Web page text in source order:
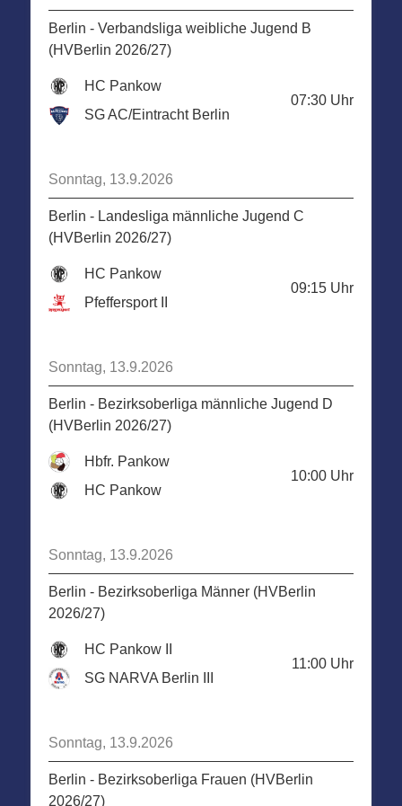
Berlin - Verbandsliga weibliche Jugend B
(HVBerlin 2026/27)
HC Pankow
SG AC/Eintracht Berlin
07:30 Uhr
Sonntag, 13.9.2026
Berlin - Landesliga männliche Jugend C
(HVBerlin 2026/27)
HC Pankow
Pfeffersport II
09:15 Uhr
Sonntag, 13.9.2026
Berlin - Bezirksoberliga männliche Jugend D
(HVBerlin 2026/27)
Hbfr. Pankow
HC Pankow
10:00 Uhr
Sonntag, 13.9.2026
Berlin - Bezirksoberliga Männer (HVBerlin
2026/27)
HC Pankow II
SG NARVA Berlin III
11:00 Uhr
Sonntag, 13.9.2026
Berlin - Bezirksoberliga Frauen (HVBerlin
2026/27)